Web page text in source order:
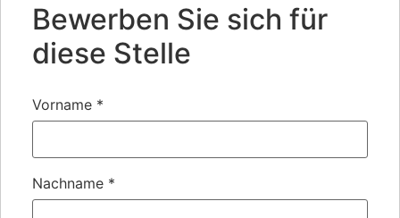
Bewerben Sie sich für
diese Stelle
Vorname *
Nachname *